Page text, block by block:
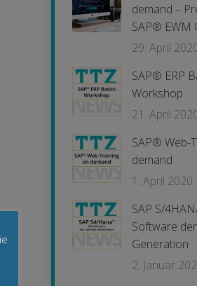
demand –
SAP® EWM
29. April
SAP® ERP
Workshop
21. April
SAP® Web-
demand
1. April 2020
SAP S/
Software
Generation
2. Januar